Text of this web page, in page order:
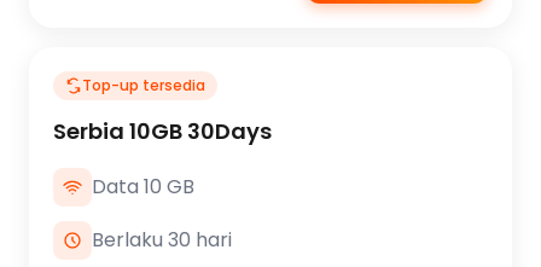
Top-up tersedia
Serbia 10GB 30Days
Data 10 GB
Berlaku 30 hari